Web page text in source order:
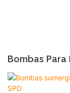
Bombas Para